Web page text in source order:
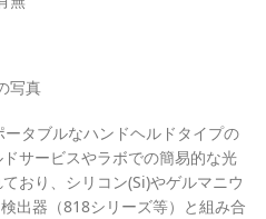
写真
タブルなハンドヘルドタイプの
サービスやラボでの簡易的な光
おり、シリコン(Si)やゲルマニウ
出器（818シリーズ等）と組み合